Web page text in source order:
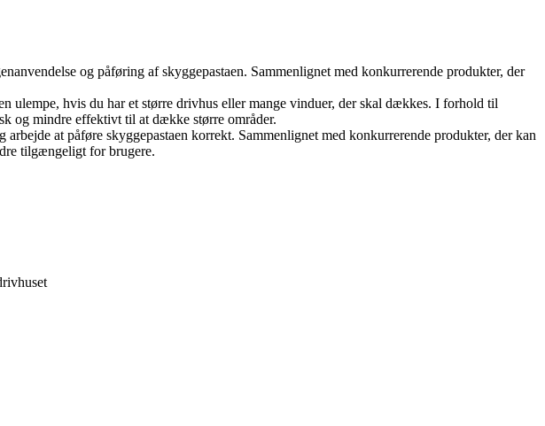
og påføring af skyggepastaen. Sammenlignet med konkurrerende produkter, der
hvis du har et større drivhus eller mange vinduer, der skal dækkes. I forhold til
og mindre effektivt til at dække større områder.
at påføre skyggepastaen korrekt. Sammenlignet med konkurrerende produkter, der kan
tilgængeligt for brugere.